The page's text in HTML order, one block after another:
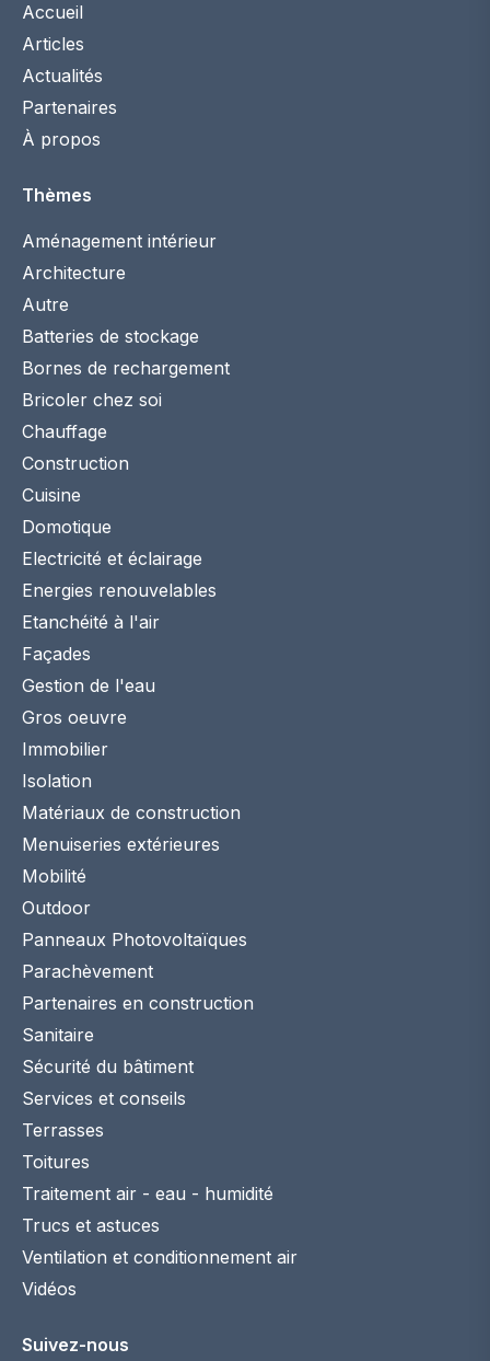
Accueil
Articles
Actualités
Partenaires
À propos
Thèmes
Aménagement intérieur
Architecture
Autre
Batteries de stockage
Bornes de rechargement
Bricoler chez soi
Chauffage
Construction
Cuisine
Domotique
Electricité et éclairage
Energies renouvelables
Etanchéité à l'air
Façades
Gestion de l'eau
Gros oeuvre
Immobilier
Isolation
Matériaux de construction
Menuiseries extérieures
Mobilité
Outdoor
Panneaux Photovoltaïques
Parachèvement
Partenaires en construction
Sanitaire
Sécurité du bâtiment
Services et conseils
Terrasses
Toitures
Traitement air - eau - humidité
Trucs et astuces
Ventilation et conditionnement air
Vidéos
Suivez-nous